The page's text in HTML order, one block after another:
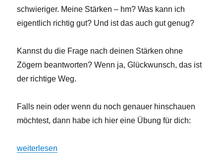
schwieriger. Meine Stärken – hm? Was kann ich
eigentlich richtig gut? Und ist das auch gut genug?
Kannst du die Frage nach deinen Stärken ohne
Zögern beantworten? Wenn ja, Glückwunsch, das ist
der richtige Weg.
Falls nein oder wenn du noch genauer hinschauen
möchtest, dann habe ich hier eine Übung für dich:
„Deine Stärken – Was kannst du richtig gut?“
weiterlesen